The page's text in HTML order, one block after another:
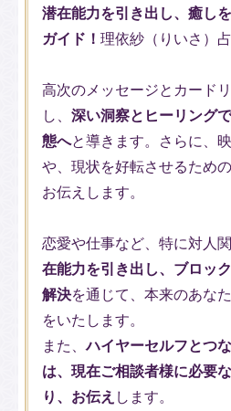
潜在能力を引き出し、癒し
ガイド！ 理依紗（りいさ）占
高次のメッセージとカード
し、 深い洞察とヒーリング
態へと導きます。さらに、
や、現状を好転させるため
お伝えします。
恋愛や仕事など、特に対人
在能力を引き出し、ブロッ
解決を通じて、本来のあな
をいたします。
また、ハイヤーセルフとつ
は、現在ご相談者様に必要
り、お伝え します。